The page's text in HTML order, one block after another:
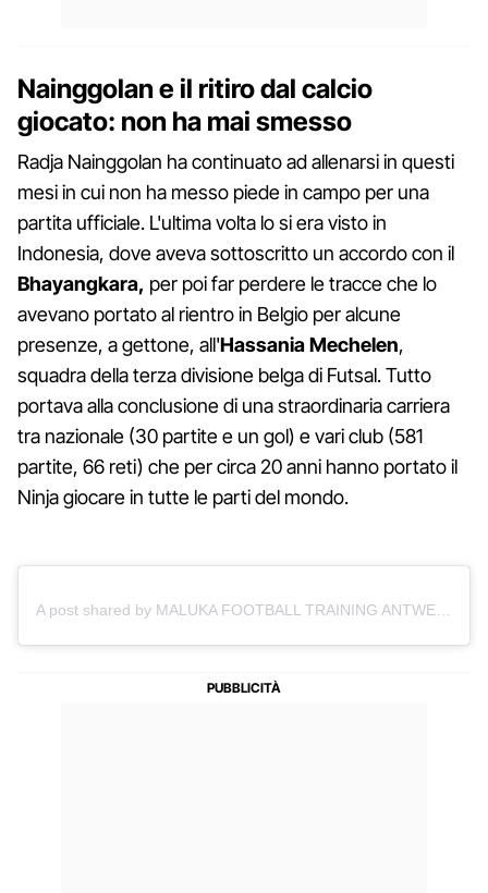
Nainggolan e il ritiro dal calcio
giocato: non ha mai smesso
Radja Nainggolan ha continuato ad allenarsi in questi
mesi in cui non ha messo piede in campo per una
partita ufficiale. L'ultima volta lo si era visto in
Indonesia, dove aveva sottoscritto un accordo con il
Bhayangkara, per poi far perdere le tracce che lo
avevano portato al rientro in Belgio per alcune
presenze, a gettone, all'Hassania Mechelen,
squadra della terza divisione belga di Futsal. Tutto
portava alla conclusione di una straordinaria carriera
tra nazionale (30 partite e un gol) e vari club (581
partite, 66 reti) che per circa 20 anni hanno portato il
Ninja giocare in tutte le parti del mondo.